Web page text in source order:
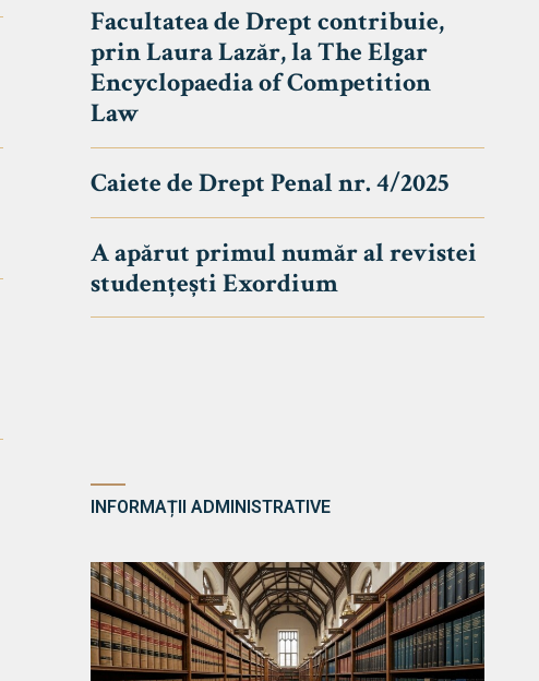
Facultatea de Drept contribuie,
prin Laura Lazăr, la The Elgar
Encyclopaedia of Competition
Law
Caiete de Drept Penal nr. 4/2025
A apărut primul număr al revistei
studențești Exordium
INFORMAȚII ADMINISTRATIVE